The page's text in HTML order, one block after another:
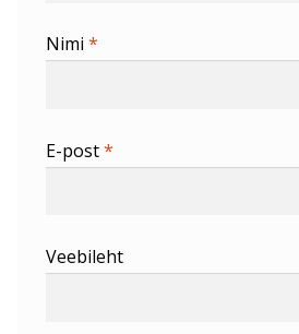
Nimi *
E-post*
Veebileht